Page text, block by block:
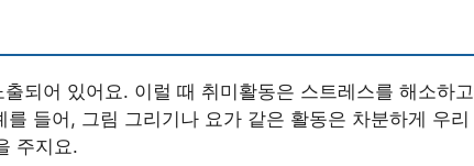
되어 있어요. 이럴 때 취미활동은 스트레스를 해소하고
들어, 그림 그리기나 요가 같은 활동은 차분하게 우리
주지요.